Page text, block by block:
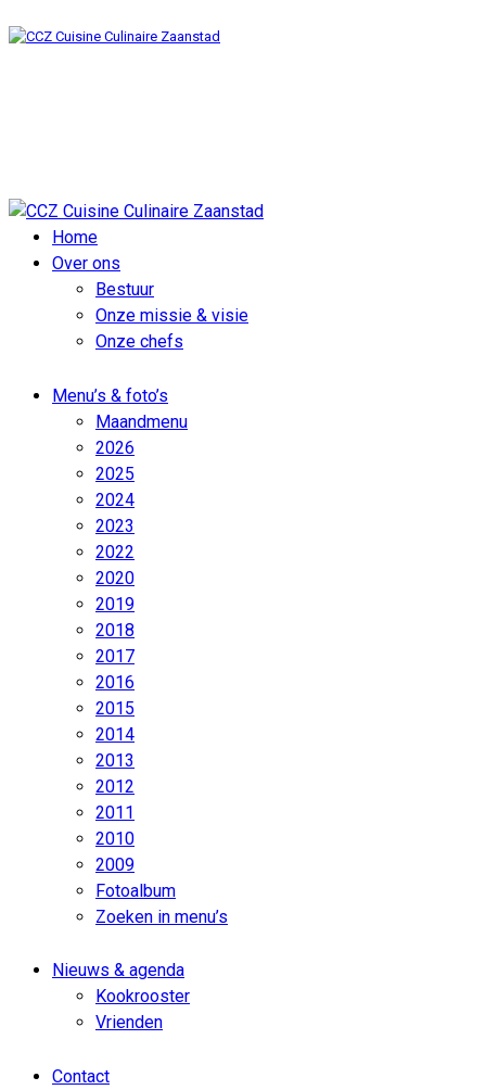
Home
Over ons
Bestuur
Onze missie & visie
Onze chefs
Menu’s & foto’s
Maandmenu
2026
2025
2024
2023
2022
2020
2019
2018
2017
2016
2015
2014
2013
2012
2011
2010
2009
Fotoalbum
Zoeken in menu’s
Nieuws & agenda
Kookrooster
Vrienden
Contact